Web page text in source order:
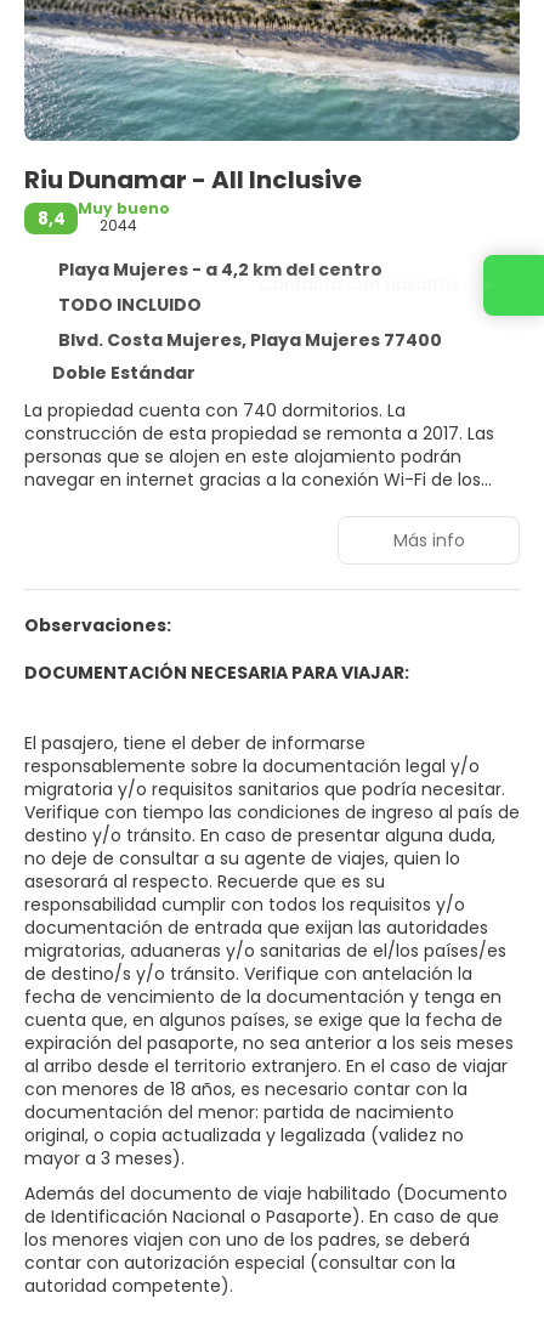
Riu Dunamar - All Inclusive
8,4
Muy bueno
2044
Playa Mujeres - a 4,2 km del centro
TODO INCLUIDO
Blvd. Costa Mujeres, Playa Mujeres 77400
Doble Estándar
La propiedad cuenta con 740 dormitorios. La
construcción de esta propiedad se remonta a 2017. Las
personas que se alojen en este alojamiento podrán
navegar en internet gracias a la conexión Wi-Fi de los
recepción 24 horas. En este alojamiento, las áreas
comunes son accesibles para las personas de movilidad
reducida. El aparcamiento puede ser útil para aquellos
que lleguen en coche. Este hotel es respetuoso con el
medio ambiente, por eso ha conseguido el certificado .
múltiples servicios de salud y bienestar. Todos los clientes
clientes que se alojen en esta propiedad podrán disfrutar
de las deliciosas opciones de restauración ofrecidas en su
agradable entorno. Los visitantes se lo pasarán como
nunca ya que podrán utilizar las instalaciones deportivas
y participar en las actividades de ocio del hotel. Los
amantes de la gastronomía disfrutarán con la exquisita
oferta culinaria disponible, capaz de satisfacer el paladar
de todos los huéspedes. Pueden aplicarse tasas
adicionales por algunos de estos servicios.
Más info
Observaciones:
DOCUMENTACIÓN NECESARIA PARA VIAJAR:
El pasajero, tiene el deber de informarse
responsablemente sobre la documentación legal y/o
migratoria y/o requisitos sanitarios que podría necesitar.
Verifique con tiempo las condiciones de ingreso al país de
destino y/o tránsito. En caso de presentar alguna duda,
no deje de consultar a su agente de viajes, quien lo
asesorará al respecto. Recuerde que es su
responsabilidad cumplir con todos los requisitos y/o
documentación de entrada que exijan las autoridades
migratorias, aduaneras y/o sanitarias de el/los países/es
de destino/s y/o tránsito. Verifique con antelación la
fecha de vencimiento de la documentación y tenga en
cuenta que, en algunos países, se exige que la fecha de
expiración del pasaporte, no sea anterior a los seis meses
al arribo desde el territorio extranjero. En el caso de viajar
con menores de 18 años, es necesario contar con la
documentación del menor: partida de nacimiento
original, o copia actualizada y legalizada (validez no
mayor a 3 meses).
Además del documento de viaje habilitado (Documento
de Identificación Nacional o Pasaporte). En caso de que
los menores viajen con uno de los padres, se deberá
contar con autorización especial (consultar con la
autoridad competente).